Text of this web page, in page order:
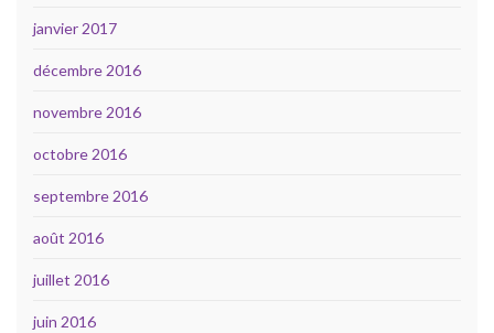
janvier 2017
décembre 2016
novembre 2016
octobre 2016
septembre 2016
août 2016
juillet 2016
juin 2016